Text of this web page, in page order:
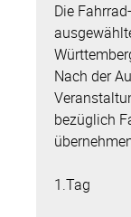
Die
Nach der
bezüglich
1.Tag